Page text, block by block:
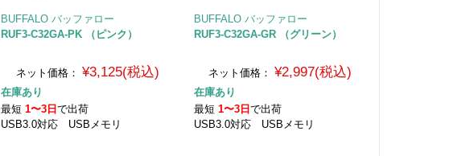
BUFFALO バッファロー
RUF3-C32GA-PK （ピンク）
ネット価格： ¥3,125(税込)
在庫あり
最短1〜3日で出荷
USB3.0対応 USBメモリ
BUFFALO バッファロー
RUF3-C32GA-GR （グリーン）
ネット価格： ¥2,997(税込)
在庫あり
最短 1〜3日 で出荷
USB3.0対応 USBメモリ